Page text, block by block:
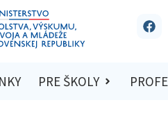
PRE ŠKOLY